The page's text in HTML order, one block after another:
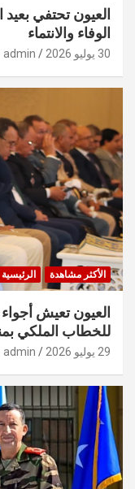
العيون تحتفي
الوفاء والانتماء
30 يوليو 2026 admin
الأكثر مشاهدة الرئيسية
العيون تعيش
للخطاب الملكي
29 يوليو 2026 admin